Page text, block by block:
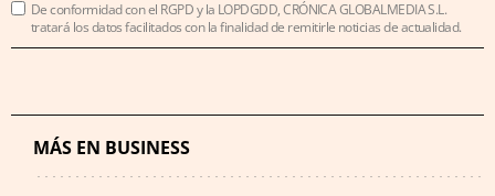
De conformidad con el RGPD y la LOPDGDD, CRÓNICA GLOBALMEDIA S.L.
tratará los datos facilitados con la finalidad de remitirle noticias de actualidad.
MÁS EN BUSINESS